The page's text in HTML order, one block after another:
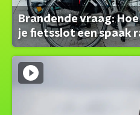
Brandende vraag:
je fietsslot een spaak